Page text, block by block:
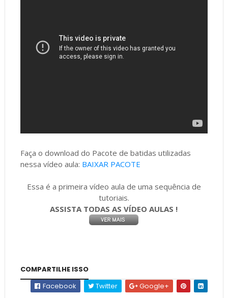
Faça o download do Pacote de batidas utilizadas
nessa vídeo aula: BAIXAR PACOTE
Essa é a primeira vídeo aula de uma sequência de
tutoriais.
ASSISTA TODAS AS VÍDEO AULAS !
COMPARTILHE ISSO
Facebook
Twitter Google+